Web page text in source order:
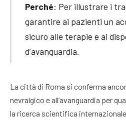
Perché: Per illustrare i
garantire ai pazienti un
sicuro alle terapie e ai
d’avanguardia.
La città di Roma si conferma
nevralgico e all’avanguardia per
la ricerca scientifica internazionale